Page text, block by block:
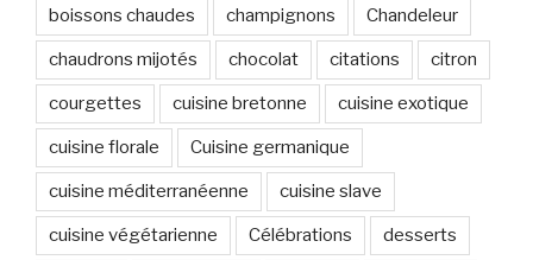
boissons chaudes champignons Chandeleur
chaudrons mijotés chocolat citations citron
courgettes cuisine bretonne cuisine exotique
cuisine florale Cuisine germanique
cuisine méditerranéenne cuisine slave
cuisine végétarienne Célébrations desserts